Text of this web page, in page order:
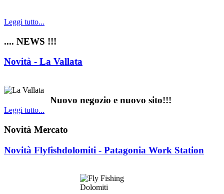
Leggi tutto...
.... NEWS !!!
Novità - La Vallata
Nuovo negozio e nuovo sito!!!
Leggi tutto...
Novità Mercato
Novità Flyfishdolomiti - Patagonia Work Station